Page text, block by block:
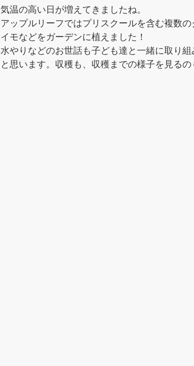
気温の高い日が増えてきましたね。
アップルリーフではプリスクールを含む複数
イモなどをガーデンに植えました！
水やりなどのお世話も子ども達と一緒に取り
と思います。収穫も、収穫までの様子を見る